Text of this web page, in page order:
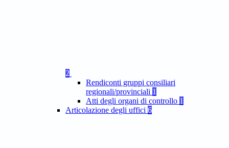
2
Rendiconti gruppi consiliari
regionali/provinciali 1
Atti degli organi di controllo 1
Articolazione degli uffici 6